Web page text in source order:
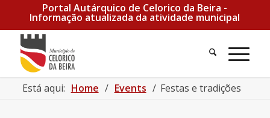
Portal Autárquico de Celorico da Beira -
Informação atualizada da atividade municipal
Pesquisa
Está aqui: Home / Events / Festas e tradições